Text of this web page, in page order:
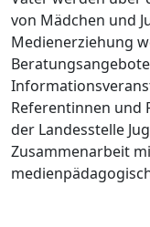
von Mädchen und
Medienerziehung
Referentinnen und
der Landesstelle
Zusammenarbeit